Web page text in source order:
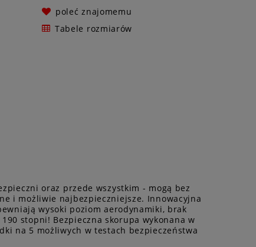
poleć znajomemu
Tabele rozmiarów
oraz przede wszystkim - mogą bez
i możliwie najbezpieczniejsze. Innowacyjna
wysoki poziom aerodynamiki, brak
stopni! Bezpieczna skorupa wykonana w
na 5 możliwych w testach bezpieczeństwa